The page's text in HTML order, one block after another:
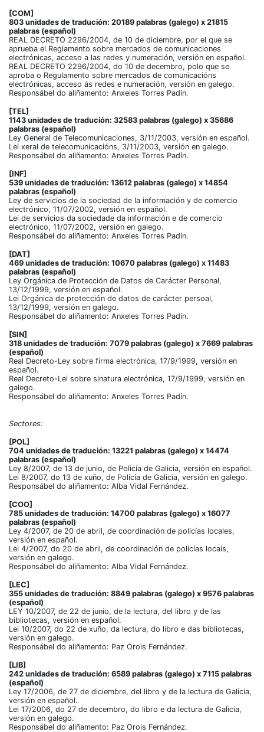
[COM]
803 unidades de tradución: 20189 palabras (galego) x 21815
palabras (español)
REAL DECRETO 2296/2004, de 10 de diciembre, por el que se
aprueba el Reglamento sobre mercados de comunicaciones
electrónicas, acceso a las redes y numeración, versión en español.
REAL DECRETO 2296/2004, do 10 de decembro, polo que se
aproba o Regulamento sobre mercados de comunicacións
electrónicas, acceso ás redes e numeración, versión en galego.
Responsábel do aliñamento: Anxeles Torres Padín.
[TEL]
1143 unidades de tradución: 32583 palabras (galego) x 35686
palabras (español)
Ley General de Telecomunicaciones, 3/11/2003, versión en español.
Lei xeral de telecomunicacións, 3/11/2003, versión en galego.
Responsábel do aliñamento: Anxeles Torres Padín.
[INF]
539 unidades de tradución: 13612 palabras (galego) x 14854
palabras (español)
Ley de servicios de la sociedad de la información y de comercio
electrónico, 11/07/2002, versión en español.
Lei de servicios da sociedade da información e de comercio
electrónico, 11/07/2002, versión en galego.
Responsábel do aliñamento: Anxeles Torres Padín.
[DAT]
469 unidades de tradución: 10670 palabras (galego) x 11483
palabras (español)
Ley Orgánica de Protección de Datos de Carácter Personal,
13/12/1999, versión en español.
Lei Orgánica de protección de datos de carácter persoal,
13/12/1999, versión en galego.
Responsábel do aliñamento: Anxeles Torres Padín.
[SIN]
318 unidades de tradución: 7079 palabras (galego) x 7669 palabras
(español)
Real Decreto-Ley sobre firma electrónica, 17/9/1999, versión en
español.
Real Decreto-Lei sobre sinatura electrónica, 17/9/1999, versión en
galego.
Responsábel do aliñamento: Anxeles Torres Padín.
Sectores:
[POL]
704 unidades de tradución: 13221 palabras (galego) x 14474
palabras (español)
Ley 8/2007, de 13 de junio, de Policía de Galicia, versión en español.
Lei 8/2007, do 13 de xuño, de Policía de Galicia, versión en galego.
Responsábel do aliñamento: Alba Vidal Fernández.
[COO]
785 unidades de tradución: 14700 palabras (galego) x 16077
palabras (español)
Ley 4/2007, de 20 de abril, de coordinación de policías locales,
versión en español.
Lei 4/2007, do 20 de abril, de coordinación de policías locais,
versión en galego.
Responsábel do aliñamento: Alba Vidal Fernández.
[LEC]
355 unidades de tradución: 8849 palabras (galego) x 9576 palabras
(español)
LEY 10/2007, de 22 de junio, de la lectura, del libro y de las
bibliotecas, versión en español.
Lei 10/2007, do 22 de xuño, da lectura, do libro e das bibliotecas,
versión en galego.
Responsábel do aliñamento: Paz Orois Fernández.
[LIB]
242 unidades de tradución: 6589 palabras (galego) x 7115 palabras
(español)
Ley 17/2006, de 27 de diciembre, del libro y de la lectura de Galicia,
versión en español.
Lei 17/2006, do 27 de decembro, do libro e da lectura de Galicia,
versión en galego.
Responsábel do aliñamento: Paz Orois Fernández.